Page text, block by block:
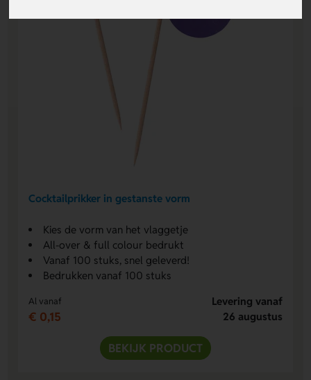
Cocktailprikker in gestanste vorm
Kies de vorm van het vlaggetje
All-over & full colour bedrukt
Vanaf 100 stuks, snel geleverd!
Bedrukken vanaf 100 stuks
Al vanaf
€ 0,15
Levering vanaf
26 augustus
BEKIJK PRODUCT